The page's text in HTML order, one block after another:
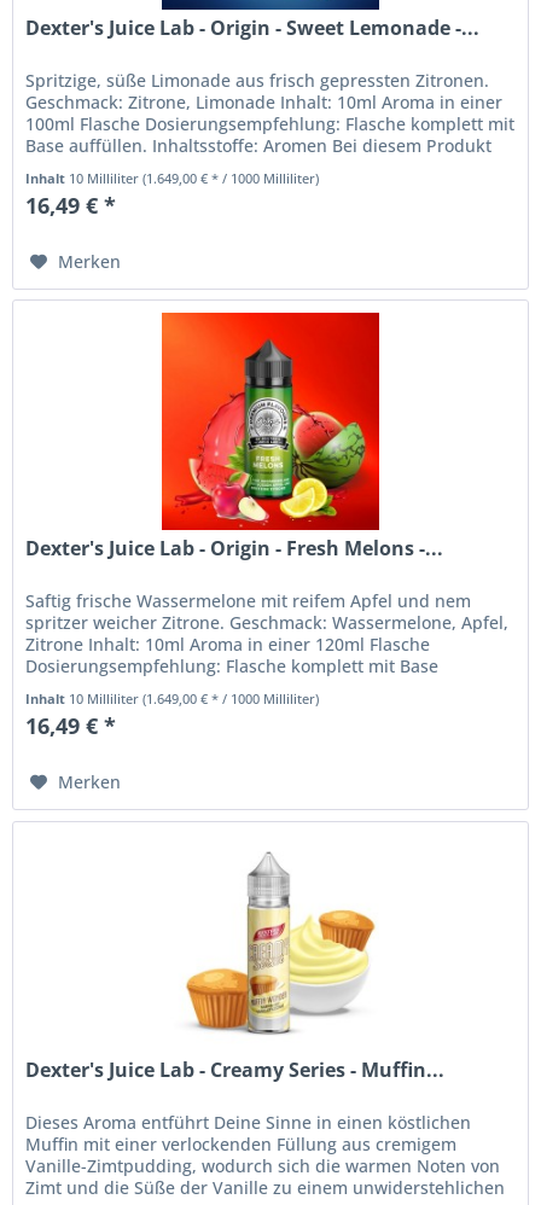
Dexter's Juice Lab - Origin - Sweet Lemonade -...
Spritzige, süße Limonade aus frisch gepressten Zitronen.
Geschmack: Zitrone, Limonade Inhalt: 10ml Aroma in einer
100ml Flasche Dosierungsempfehlung: Flasche komplett mit
Base auffüllen. Inhaltsstoffe: Aromen Bei diesem Produkt
Inhalt 10 Milliliter(1.649,00 € * / 1000 Milliliter)
16,49 € *
Merken
Dexter's Juice Lab - Origin - Fresh Melons -...
Saftig frische Wassermelone mit reifem Apfel und nem
spritzer weicher Zitrone. Geschmack: Wassermelone, Apfel,
Zitrone Inhalt: 10ml Aroma in einer 120ml Flasche
Dosierungsempfehlung: Flasche komplett mit Base
auffüllen. Inhaltsstoffe:...
Inhalt 10 Milliliter(1.649,00 € * / 1000 Milliliter)
16,49 € *
Merken
Dexter's Juice Lab - Creamy Series - Muffin...
Dieses Aroma entführt Deine Sinne in einen köstlichen
Muffin mit einer verlockenden Füllung aus cremigem
Vanille-Zimtpudding, wodurch sich die warmen Noten von
Zimt und die Süße der Vanille zu einem unwiderstehlichen